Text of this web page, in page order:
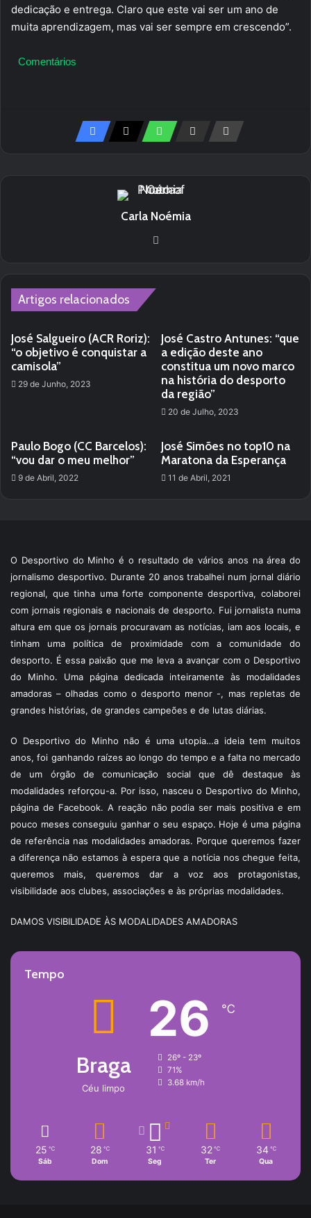
dedicação e entrega. Claro que este vai ser um ano de
muita aprendizagem, mas vai ser sempre em crescendo”.
Comentários
Carla Noémia
Artigos relacionados
José Salgueiro (ACR Roriz):
“o objetivo é conquistar a
camisola”
29 de Junho, 2023
José Castro Antunes: “que
a edição deste ano
constitua um novo marco
na história do desporto
da região”
20 de Julho, 2023
Paulo Bogo (CC Barcelos):
“vou dar o meu melhor”
9 de Abril, 2022
José Simões no top10 na
Maratona da Esperança
11 de Abril, 2021
O Desportivo do Minho é o resultado de vários anos na área do
jornalismo desportivo. Durante 20 anos trabalhei num jornal diário
regional, que tinha uma forte componente desportiva, colaborei
com jornais regionais e nacionais de desporto. Fui jornalista numa
altura em que os jornais procuravam as notícias, iam aos locais, e
tinham uma política de proximidade com a comunidade do
desporto. É essa paixão que me leva a avançar com o Desportivo
do Minho. Uma página dedicada inteiramente às modalidades
amadoras – olhadas como o desporto menor -, mas repletas de
grandes histórias, de grandes campeões e de lutas diárias.
O Desportivo do Minho não é uma utopia…a ideia tem muitos
anos, foi ganhando raízes ao longo do tempo e a falta no mercado
de um órgão de comunicação social que dê destaque às
modalidades reforçou-a. Por isso, nasceu o Desportivo do Minho,
página de Facebook. A reação não podia ser mais positiva e em
pouco meses conseguiu ganhar o seu espaço. Hoje é uma página
de referência nas modalidades amadoras. Porque queremos fazer
a diferença não estamos à espera que a notícia nos chegue feita,
queremos mais, queremos dar a voz aos protagonistas,
visibilidade aos clubes, associações e às próprias modalidades.
DAMOS VISIBILIDADE ÀS MODALIDADES AMADORAS
Tempo
Braga
Céu limpo
26 ℃
26º - 23º
71%
3.68 km/h
25 ℃
Sáb
28 ℃
Dom
31 ℃
Seg
32 ℃
Ter
34 ℃
Qua